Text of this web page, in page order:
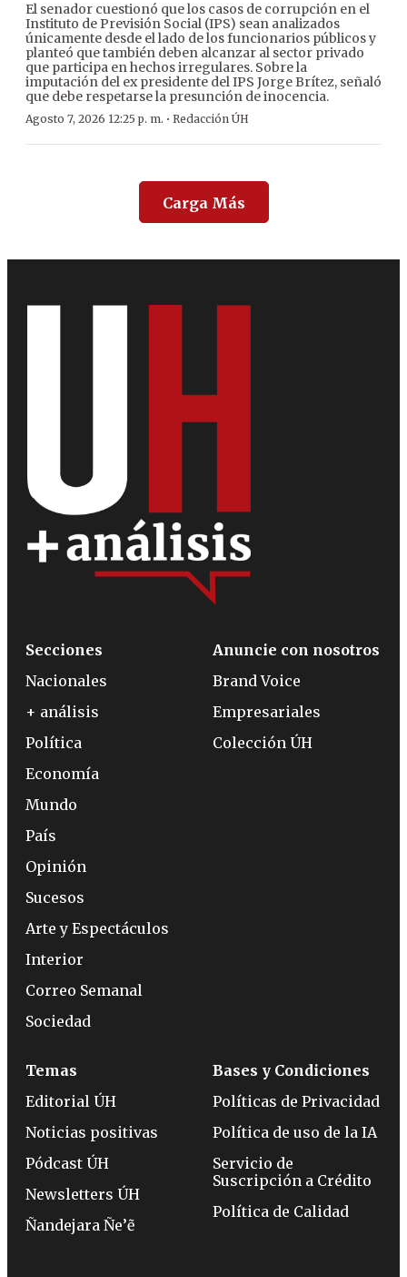
El senador cuestionó que los casos de corrupción en el
Instituto de Previsión Social (IPS) sean analizados
únicamente desde el lado de los funcionarios públicos y
planteó que también deben alcanzar al sector privado
que participa en hechos irregulares. Sobre la
imputación del ex presidente del IPS Jorge Brítez, señaló
que debe respetarse la presunción de inocencia.
Agosto 7, 2026 12:25 p. m. · Redacción ÚH
Carga Más
Secciones
Nacionales
+ análisis
Política
Economía
Mundo
País
Opinión
Sucesos
Arte y Espectáculos
Interior
Correo Semanal
Sociedad
Anuncie con nosotros
Brand Voice
Empresariales
Colección ÚH
Temas
Editorial ÚH
Noticias positivas
Pódcast ÚH
Newsletters ÚH
Ñandejara Ñe’ẽ
Bases y Condiciones
Políticas de Privacidad
Política de uso de la IA
Servicio de
Suscripción a Crédito
Política de Calidad